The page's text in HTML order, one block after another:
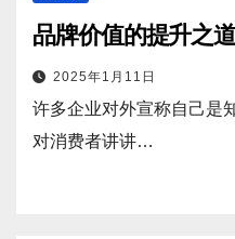
品牌价值的提升之
2025年1月11日
许多企业对外宣称自己是
对消费者讲讲…